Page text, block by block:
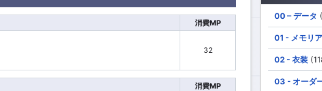
消費MP
32
消費MP
00 – データ
01 - メモリア
02 - 衣装
03 - オーダ